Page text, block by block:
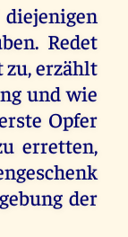
Redet
zu, erzählt
und wie
Opfer
erretten,
der